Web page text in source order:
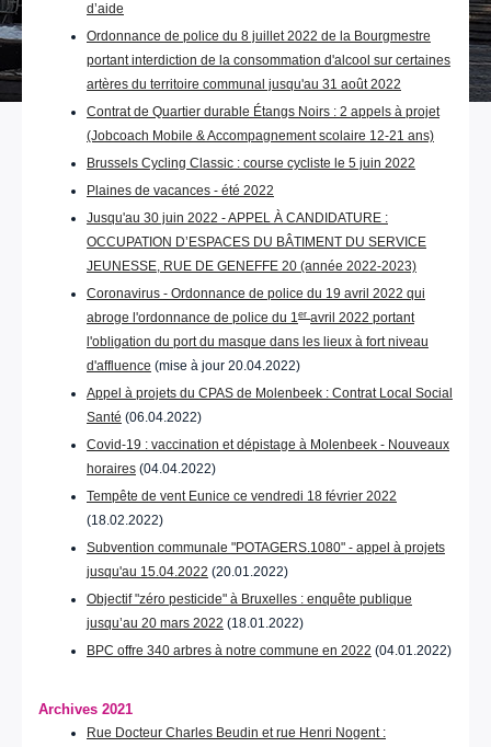
d’aide
Ordonnance de police du 8 juillet 2022 de la Bourgmestre
portant interdiction de la consommation d'alcool sur certaines
artères du territoire communal jusqu'au 31 août 2022
Contrat de Quartier durable Étangs Noirs : 2 appels à projet
(Jobcoach Mobile & Accompagnement scolaire 12-21 ans)
Brussels Cycling Classic : course cycliste le 5 juin 2022
Plaines de vacances - été 2022
Jusqu'au 30 juin 2022 - APPEL À CANDIDATURE :
OCCUPATION D’ESPACES DU BÂTIMENT DU SERVICE
JEUNESSE, RUE DE GENEFFE 20 (année 2022-2023)
Coronavirus - Ordonnance de police du 19 avril 2022 qui
abroge l'ordonnance de police du 1er avril 2022 portant
l'obligation du port du masque dans les lieux à fort niveau
d'affluence (mise à jour 20.04.2022)
Appel à projets du CPAS de Molenbeek : Contrat Local Social
Santé (06.04.2022)
Covid-19 : vaccination et dépistage à Molenbeek - Nouveaux
horaires (04.04.2022)
Tempête de vent Eunice ce vendredi 18 février 2022
(18.02.2022)
Subvention communale "POTAGERS.1080" - appel à projets
jusqu'au 15.04.2022 (20.01.2022)
Objectif "zéro pesticide" à Bruxelles : enquête publique
jusqu’au 20 mars 2022 (18.01.2022)
BPC offre 340 arbres à notre commune en 2022 (04.01.2022)
Archives 2021
Rue Docteur Charles Beudin et rue Henri Nogent :